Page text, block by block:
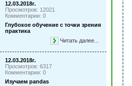
12.03.2018г.
Просмотров: 12021
Комментарии: 0
Глубокое обучение с точки зрения
практика
Читать далее...
12.03.2018г.
Просмотров: 6317
Комментарии: 0
Изучаем pandas